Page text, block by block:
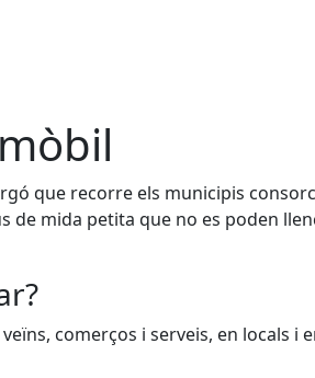
que recorre els municipis
de mida petita que no es poden
comerços i serveis, en locals i